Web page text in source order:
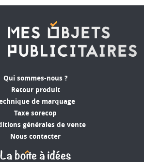
discrètement aux noms des
personnalisés sont des
les gourmandises et les
des incontournables qui feront
couleurs sont tellement
mais chic, celui qui vous
Qui sommes-nous ?
Retour produit
de marquage
Taxe sorecop
générales de vente
Nous contacter